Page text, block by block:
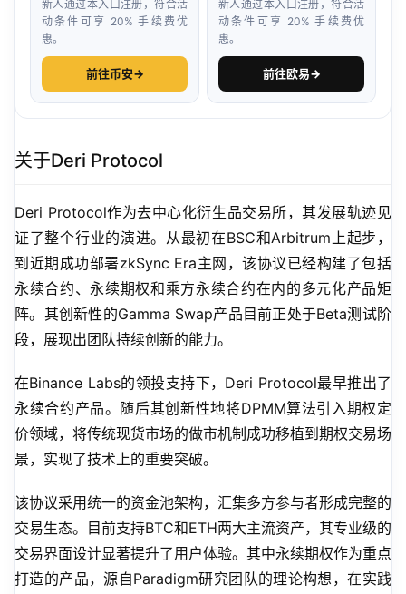
新人通过本入口注册，符合活
动条件可享 20% 手续费优
惠。
前往币安→
新人通过本入口注册，符合活
动条件可享 20% 手续费优
惠。
前往欧易→
关于Deri Protocol
Deri Protocol作为去中心化衍生品交易所，其发展轨迹见
证了整个行业的演进。从最初在BSC和Arbitrum上起步，
到近期成功部署zkSync Era主网，该协议已经构建了包括
永续合约、永续期权和乘方永续合约在内的多元化产品矩
阵。其创新性的Gamma Swap产品目前正处于Beta测试阶
段，展现出团队持续创新的能力。
在Binance Labs的领投支持下，Deri Protocol最早推出了
永续合约产品。随后其创新性地将DPMM算法引入期权定
价领域，将传统现货市场的做市机制成功移植到期权交易场
景，实现了技术上的重要突破。
该协议采用统一的资金池架构，汇集多方参与者形成完整的
交易生态。目前支持BTC和ETH两大主流资产，其专业级的
交易界面设计显著提升了用户体验。其中永续期权作为重点
打造的产品，源自Paradigm研究团队的理论构想，在实践